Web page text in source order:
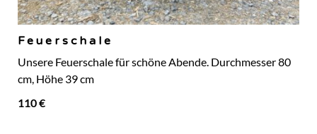
Feuerschale
Unsere Feuerschale für schöne Abende. Durchmesser 80
cm, Höhe 39 cm
110 €